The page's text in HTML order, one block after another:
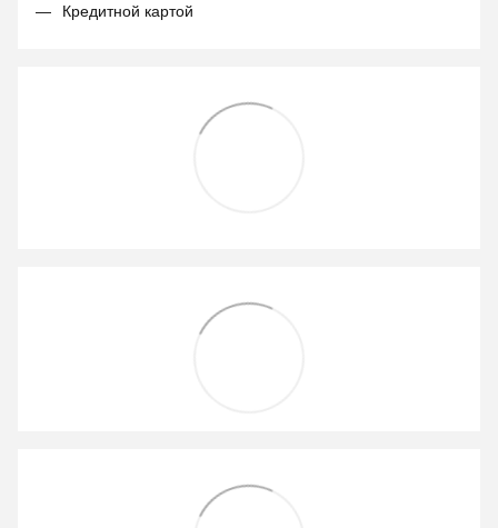
Кредитной картой